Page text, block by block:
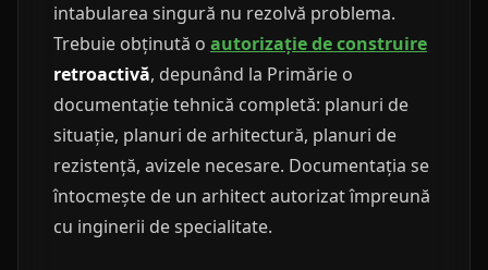
intabularea singură nu rezolvă problema.
Trebuie obținută o autorizație de construire
retroactivă, depunând la Primărie o
documentație tehnică completă: planuri de
situație, planuri de arhitectură, planuri de
rezistență, avizele necesare. Documentația se
întocmește de un arhitect autorizat împreună
cu inginerii de specialitate.